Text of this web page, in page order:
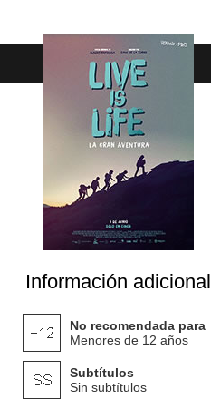
Información adicional
No recomendada para
Menores de 12 años
Subtítulos
Sin subtítulos